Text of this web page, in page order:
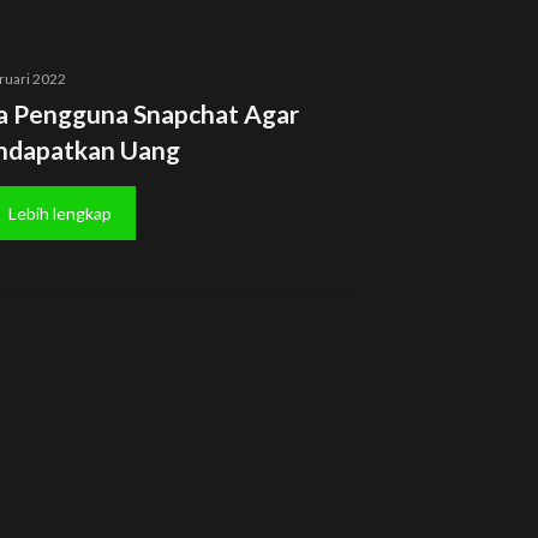
2022
Pengguna Snapchat Agar
Uang
Lebih lengkap